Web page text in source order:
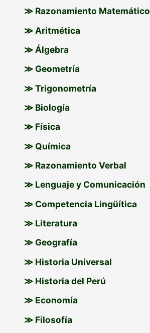
≫ Razonamiento Matemático
≫ Aritmética
≫ Álgebra
≫ Geometría
≫ Trigonometría
≫ Biología
≫ Física
≫ Química
≫ Razonamiento Verbal
≫ Lenguaje y Comunicación
≫ Competencia Lingüítica
≫ Literatura
≫ Geografía
≫ Historia Universal
≫ Historia del Perú
≫ Economía
≫ Filosofía